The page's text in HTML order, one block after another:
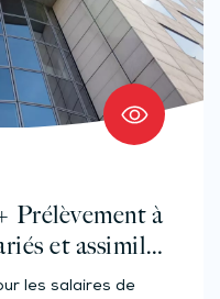
Prélèvement à
et assimilés
salariés)
les salaires de